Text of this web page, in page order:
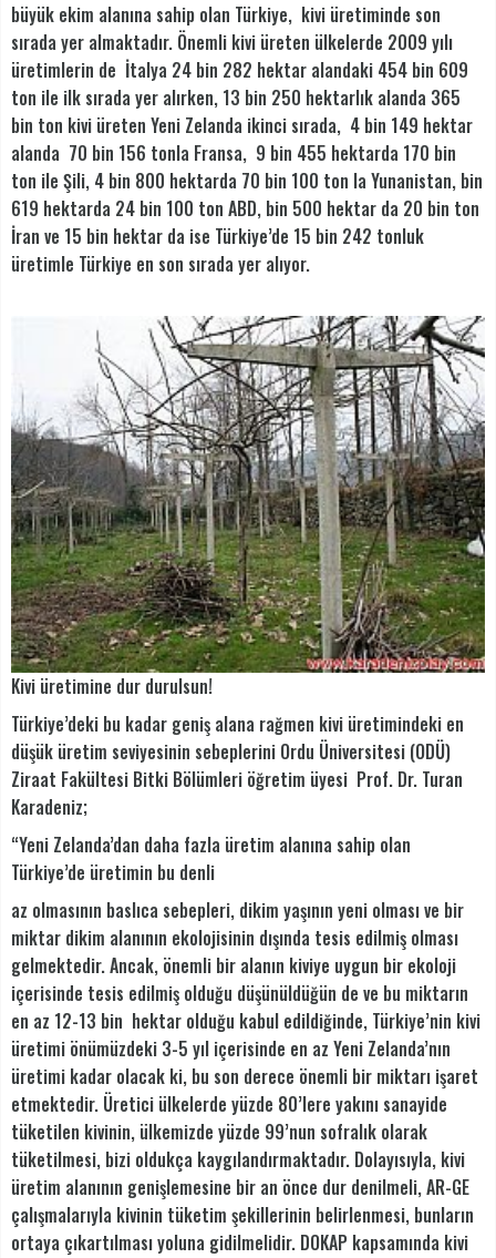
büyük ekim alanına sahip olan Türkiye, kivi üretiminde son
sırada yer almaktadır. Önemli kivi üreten ülkelerde 2009 yılı
üretimlerin de İtalya 24 bin 282 hektar alandaki 454 bin 609
ton ile ilk sırada yer alırken, 13 bin 250 hektarlık alanda 365
bin ton kivi üreten Yeni Zelanda ikinci sırada, 4 bin 149 hektar
alanda 70 bin 156 tonla Fransa, 9 bin 455 hektarda 170 bin
ton ile Şili, 4 bin 800 hektarda 70 bin 100 ton la Yunanistan, bin
619 hektarda 24 bin 100 ton ABD, bin 500 hektar da 20 bin ton
İran ve 15 bin hektar da ise Türkiye’de 15 bin 242 tonluk
üretimle Türkiye en son sırada yer alıyor.
Kivi üretimine dur durulsun!
Türkiye’deki bu kadar geniş alana rağmen kivi üretimindeki en
düşük üretim seviyesinin sebeplerini Ordu Üniversitesi (ODÜ)
Ziraat Fakültesi Bitki Bölümleri öğretim üyesi Prof. Dr. Turan
Karadeniz;
“Yeni Zelanda’dan daha fazla üretim alanına sahip olan
Türkiye’de üretimin bu denli
az olmasının baslıca sebepleri, dikim yaşının yeni olması ve bir
miktar dikim alanının ekolojisinin dışında tesis edilmiş olması
gelmektedir. Ancak, önemli bir alanın kiviye uygun bir ekoloji
içerisinde tesis edilmiş olduğu düşünüldüğün de ve bu miktarın
en az 12-13 bin hektar olduğu kabul edildiğinde, Türkiye’nin kivi
üretimi önümüzdeki 3-5 yıl içerisinde en az Yeni Zelanda’nın
üretimi kadar olacak ki, bu son derece önemli bir miktarı işaret
etmektedir. Üretici ülkelerde yüzde 80’lere yakını sanayide
tüketilen kivinin, ülkemizde yüzde 99’nun sofralık olarak
tüketilmesi, bizi oldukça kaygılandırmaktadır. Dolayısıyla, kivi
üretim alanının genişlemesine bir an önce dur denilmeli, AR-GE
çalışmalarıyla kivinin tüketim şekillerinin belirlenmesi, bunların
ortaya çıkartılması yoluna gidilmelidir. DOKAP kapsamında kivi